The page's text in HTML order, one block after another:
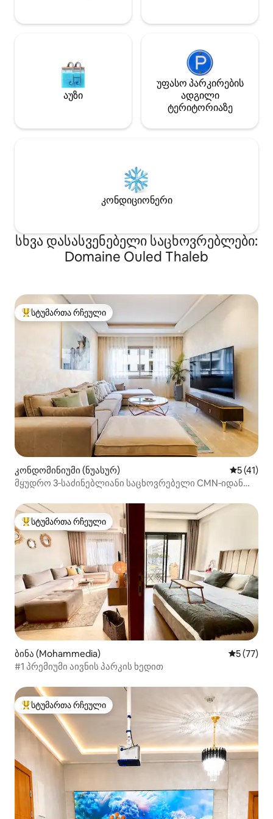
მსურველებსა და ოჯახებს ჩვილებით.
აუზი
უფასო პარკირების
ადგილი
ტერიტორიაზე
კონდიციონერი
სხვა დასასვენებელი საცხოვრებლები:
Domaine Ouled Thaleb
სტუმართა რჩეული მოწინავე ვარიანტი
სტუმართა რჩეული
კონდომინიუმი (ნუასურ) საშუალო
5 (41)
მყუდრო 3‑საძინებლიანი საცხოვრებელი CMN‑იდან
სტუმართა რჩეული მოწინავე ვარიანტი
სტუმართა რჩეული
ბინა (Mohammedia) საშუალო
5 (77)
#1 პრემიუმი აივნის პარკის ხედით
სტუმართა რჩეული მოწინავე ვარიანტი
სტუმართა რჩეული